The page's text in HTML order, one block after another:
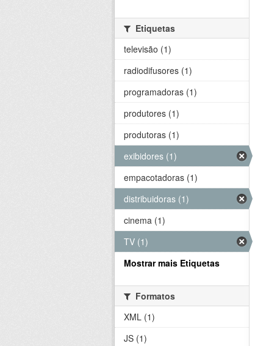
Etiquetas
televisão (1)
radiodifusores (1)
programadoras (1)
produtores (1)
produtoras (1)
exibidores (1)
empacotadoras (1)
distribuidoras (1)
cinema (1)
TV (1)
Mostrar mais Etiquetas
Formatos
XML (1)
JS (1)